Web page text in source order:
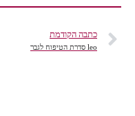
כתבה הקודמת
leo סדרת הטיפוח לגבר